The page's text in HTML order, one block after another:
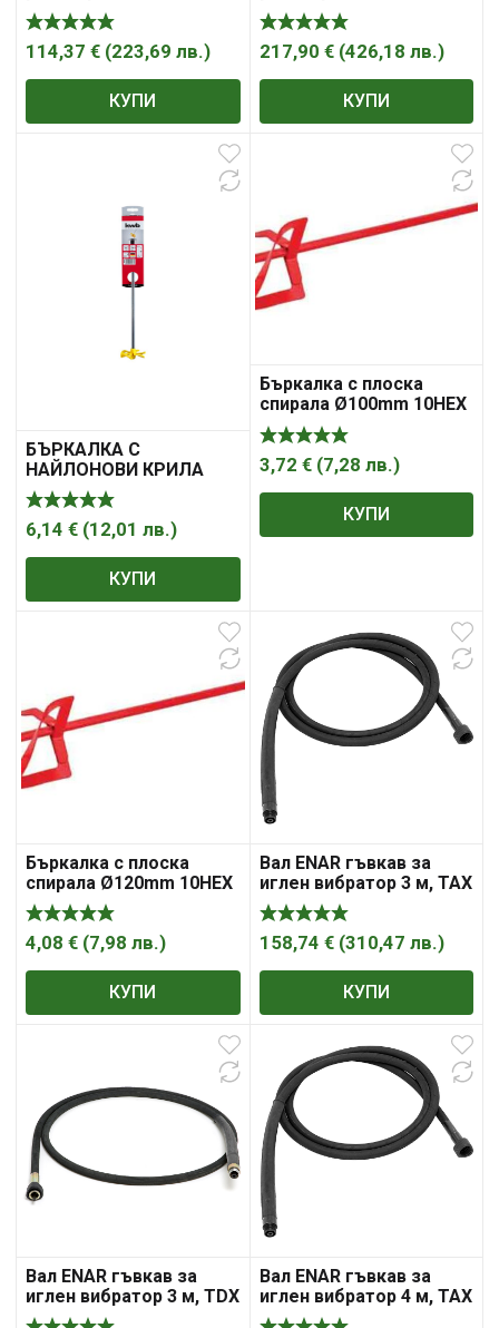
електрическа
едношпинделна M14,
1200 W, 0-760 об./мин,
114,37 € (223,69 лв.)
КУПИ
RUBIMIX-9-BL DUPLEX
217,90 € (426,18 лв.)
КУПИ
БЪРКАЛКА С
НАЙЛОНОВИ КРИЛА
Ф70Х400ММ KWB
6,14 € (12,01 лв.)
КУПИ
Бъркалка с плоска
спирала Ø100mm 10HEX
Raider
3,72 € (7,28 лв.)
КУПИ
Бъркалка с плоска
спирала Ø120mm 10HEX
Raider
4,08 € (7,98 лв.)
КУПИ
Вал ENAR гъвкав за
иглен вибратор 3 м, TAX
3M
158,74 € (310,47 лв.)
КУПИ
Вал ENAR гъвкав за
иглен вибратор 3 м, TDX
3M
Вал ENAR гъвкав за
иглен вибратор 4 м, TAX
4M